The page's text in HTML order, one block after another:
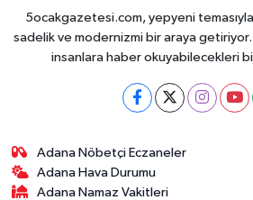
5ocakgazetesi.com, yepyeni
sadelik ve modernizmi bir araya getiriyor.
insanlara haber okuyabilecekleri
Adana Nöbetçi Eczaneler
Adana Hava Durumu
Adana Namaz Vakitleri